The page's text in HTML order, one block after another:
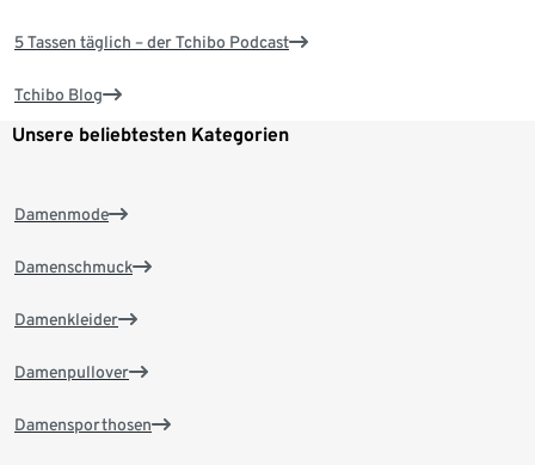
5 Tassen täglich – der Tchibo Podcast
Tchibo Blog
Unsere beliebtesten Kategorien
Damenmode
Damenschmuck
Damenkleider
Damenpullover
Damensporthosen